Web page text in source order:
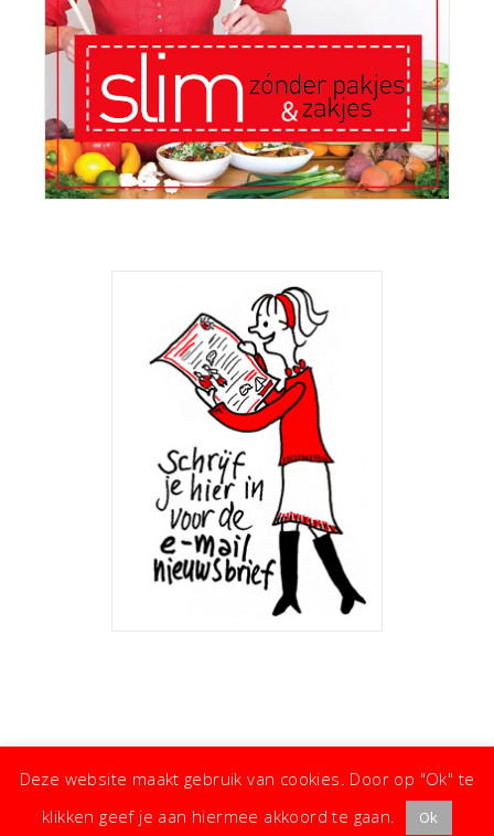
Deze website maakt gebruik van cookies. Door op "Ok" te
klikken geef je aan hiermee akkoord te gaan.
Ok